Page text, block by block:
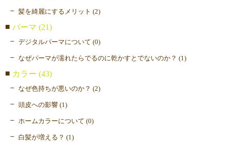
髪を綺麗にするメリット (2)
パーマ (21)
デジタルパーマについて (0)
なぜパーマが濡れたらでるのに乾かすとでないのか？ (1)
カラー (43)
なぜ色持ちが悪いのか？ (2)
頭皮への影響 (1)
ホームカラーについて (0)
白髪が増える？ (1)